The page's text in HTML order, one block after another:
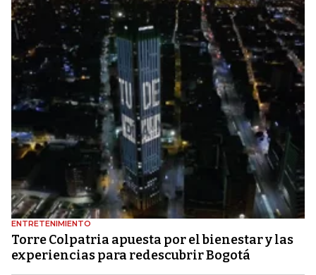
ENTRETENIMIENTO
Torre Colpatria apuesta por el bienestar y las
experiencias para redescubrir Bogotá